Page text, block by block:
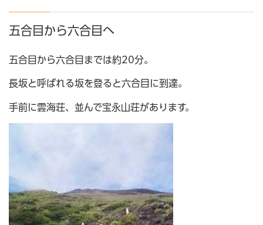
五合目から六合目へ
五合目から六合目までは約20分。
長坂と呼ばれる坂を登ると六合目に到達。
手前に雲海荘、並んで宝永山荘があります。